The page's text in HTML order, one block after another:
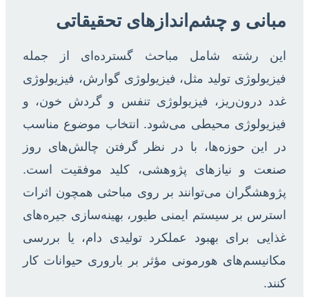
مبانی و چشم‌اندازهای تحقیقاتی
این رشته شامل مباحث گسترده‌ای از جمله
فیزیولوژی تولید مثل، فیزیولوژی گوارش، فیزیولوژی
غدد درون‌ریز، فیزیولوژی تنفس و گردش خون، و
فیزیولوژی محیطی می‌شود. انتخاب موضوع مناسب
در این حوزه‌ها، با در نظر گرفتن چالش‌های روز
صنعت و نیازهای پژوهشی، کلید موفقیت است.
پژوهشگران می‌توانند بر روی مباحثی همچون اثرات
استرس بر سیستم ایمنی طیور، بهینه‌سازی جیره‌های
غذایی برای بهبود عملکرد تولیدی دام، یا بررسی
مکانیسم‌های هورمونی مؤثر بر باروری حیوانات کار
کنند.